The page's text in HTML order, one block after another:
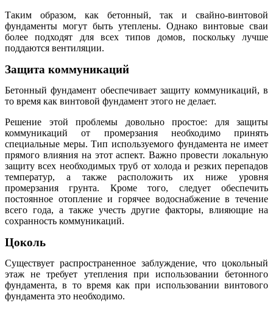
Таким образом, как бетонный, так и свайно-винтовой
фундаменты могут быть утеплены. Однако винтовые сваи
более подходят для всех типов домов, поскольку лучше
поддаются вентиляции.
Защита коммуникаций
Бетонный фундамент обеспечивает защиту коммуникаций, в
то время как винтовой фундамент этого не делает.
Решение этой проблемы довольно простое: для защиты
коммуникаций от промерзания необходимо принять
специальные меры. Тип используемого фундамента не имеет
прямого влияния на этот аспект. Важно провести локальную
защиту всех необходимых труб от холода и резких перепадов
температур, а также расположить их ниже уровня
промерзания грунта. Кроме того, следует обеспечить
постоянное отопление и горячее водоснабжение в течение
всего года, а также учесть другие факторы, влияющие на
сохранность коммуникаций.
Цоколь
Существует распространенное заблуждение, что цокольный
этаж не требует утепления при использовании бетонного
фундамента, в то время как при использовании винтового
фундамента это необходимо.